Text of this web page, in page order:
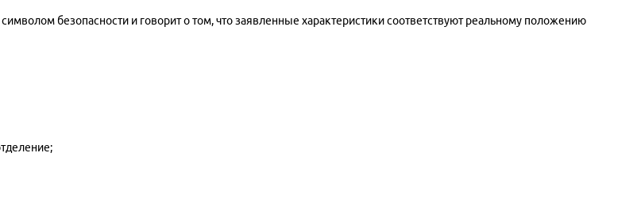
безопасности и говорит о том, что заявленные характеристики соответствуют реальному положению